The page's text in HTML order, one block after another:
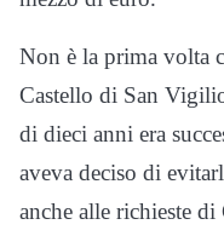
Non è la prima volta
Castello di San
di dieci anni era
aveva deciso di
anche alle richieste